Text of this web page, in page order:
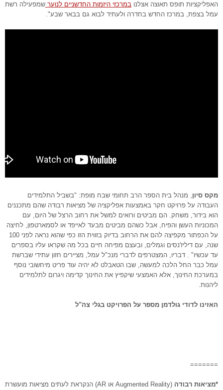
האפליקציות תופס תאוצה אצלנו במרכזי היזמות החדשניים לנוערשמפעילה רשת
עמל בצפת, במרכז החדש בחדרה ולעתיד לבוא גם בבאר שבע".
מקס סיון, מנהל בית הספר הרב תחומי שבח מופת: "בשביל התלמידים
העבודה על פרויקט חקר באמצעות אפליקציה של מציאות רבודה שהם מתכננים
הוא בידור, משחק. הם מביטים ורואים למשל את רחוב הרצל של היום, עם
המכוניות העשן והפיח, אבל כשהם מביטים מבעד לאייפד או לסמארטפון, לחיצה
על הכפתור מקפיצה להם את הרחוב בדיוק בזווית הזו כפי שהוא נראה לפני 100
שנה, עם דיליז'נסים וגמלים, ובעצם מפיחה חיים בכל מה שקראו עליו בספרים
עד עכשיו" . דבריו, המצטרפים לדברי מנכ"ל עמל, מציירים חזון עתידי שברשת
עמל כבר החל הלכה למעשה, שבו הטאבלט לא יהיה עוד פריט מיחשובי נוסף
במערכת החינוך, אלא האמצעי שיקפיץ את החינוך קדימה ויגרום לתלמידים
ליהנות.
האזינו לדודי גולדמן מספר על הפרויקט בגלי צה"ל
=======
*מציאות רבודה
(Augmented Reality או AR) הנקראת לעתים מציאות מועשרת